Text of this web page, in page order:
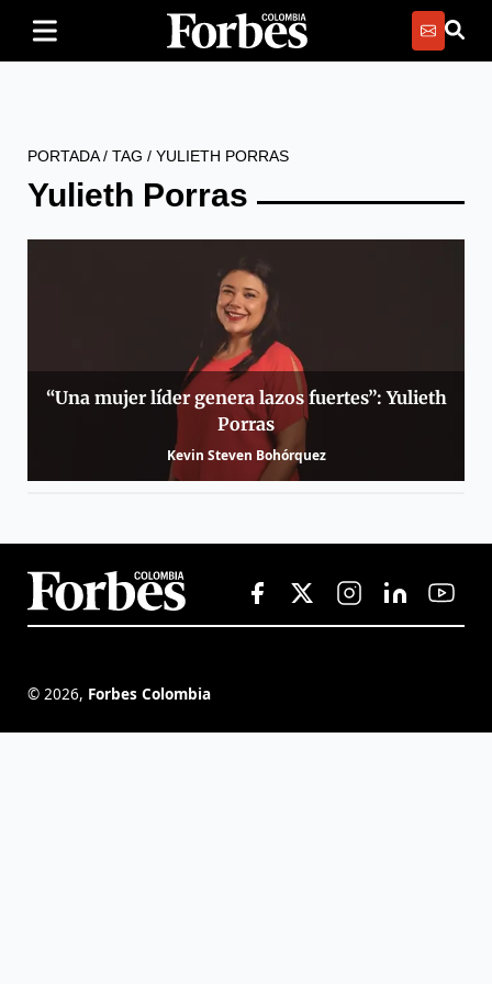
PORTADA/ TAG / YULIETH PORRAS
Yulieth Porras
“Una mujer líder genera lazos fuertes”: Yulieth
Porras
Kevin Steven Bohórquez
© 2026, Forbes Colombia